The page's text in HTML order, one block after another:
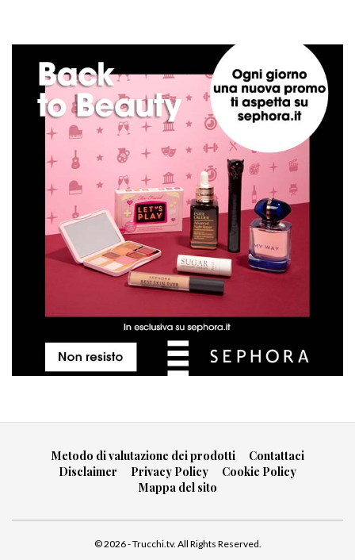
Metodo di valutazione dei prodotti
Contattaci
Disclaimer
Privacy Policy
Cookie Policy
Mappa del sito
© 2026 - Trucchi.tv. All Rights Reserved.